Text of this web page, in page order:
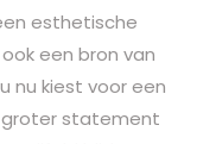
esthetische
een bron van
nu kiest voor een
statement